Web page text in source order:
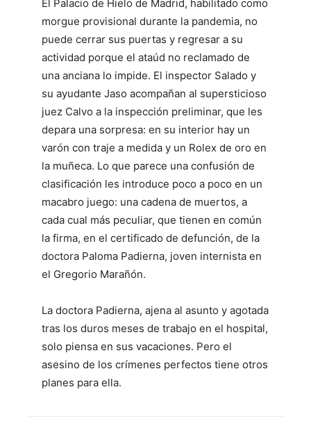
El Palacio de Hielo de Madrid, habilitado como
morgue provisional durante la pandemia, no
puede cerrar sus puertas y regresar a su
actividad porque el ataúd no reclamado de
una anciana lo impide. El inspector Salado y
su ayudante Jaso acompañan al supersticioso
juez Calvo a la inspección preliminar, que les
depara una sorpresa: en su interior hay un
varón con traje a medida y un Rolex de oro en
la muñeca. Lo que parece una confusión de
clasificación les introduce poco a poco en un
macabro juego: una cadena de muertos, a
cada cual más peculiar, que tienen en común
la firma, en el certificado de defunción, de la
doctora Paloma Padierna, joven internista en
el Gregorio Marañón.
La doctora Padierna, ajena al asunto y agotada
tras los duros meses de trabajo en el hospital,
solo piensa en sus vacaciones. Pero el
asesino de los crímenes perfectos tiene otros
planes para ella.